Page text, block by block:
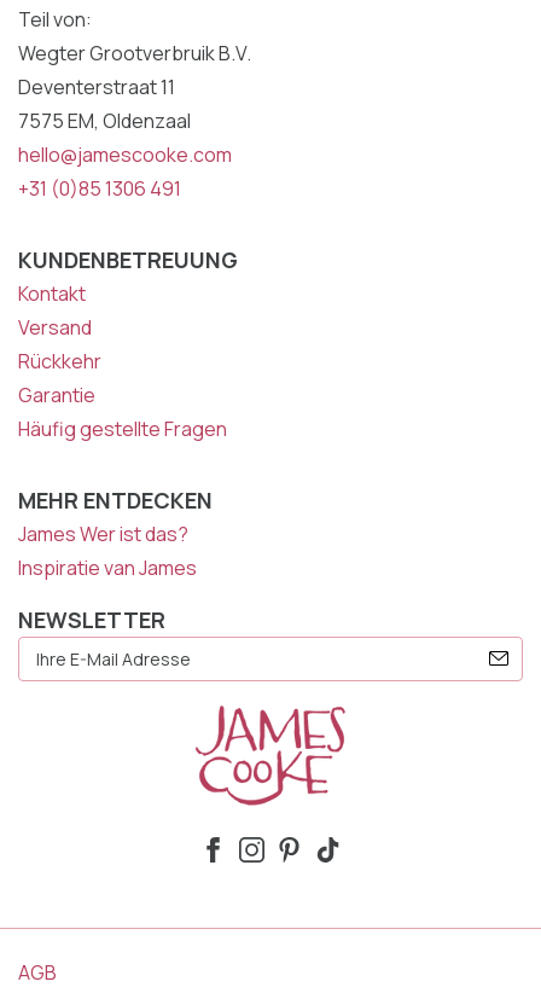
Teil von:
Wegter Grootverbruik B.V.
Deventerstraat 11
7575 EM, Oldenzaal
hello@jamescooke.com
+31 (0)85 1306 491
KUNDENBETREUUNG
Kontakt
Versand
Rückkehr
Garantie
Häufig gestellte Fragen
MEHR ENTDECKEN
James Wer ist das?
Inspiratie van James
NEWSLETTER
Mail
AGB